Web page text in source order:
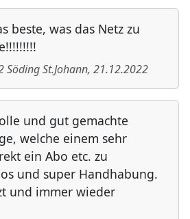
beste, was das Netz zu
Söding St.Johann, 21.12.2022
und gut gemachte
welche einem sehr
ein Abo etc. zu
und super Handhabung.
und immer wieder